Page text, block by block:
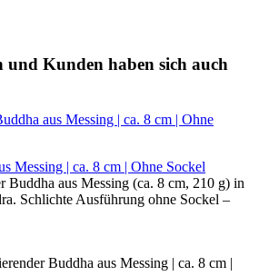
Kunden haben sich auch
Messing | ca. 8 cm | Ohne Sockel
Buddha aus Messing (ca. 8 cm, 210 g) in
Schlichte Ausführung ohne Sockel –